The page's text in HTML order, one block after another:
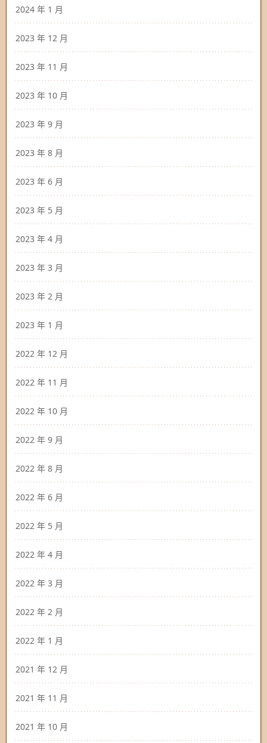
2024 年 1 月
2023 年 12 月
2023 年 11 月
2023 年 10 月
2023 年 9 月
2023 年 8 月
2023 年 6 月
2023 年 5 月
2023 年 4 月
2023 年 3 月
2023 年 2 月
2023 年 1 月
2022 年 12 月
2022 年 11 月
2022 年 10 月
2022 年 9 月
2022 年 8 月
2022 年 6 月
2022 年 5 月
2022 年 4 月
2022 年 3 月
2022 年 2 月
2022 年 1 月
2021 年 12 月
2021 年 11 月
2021 年 10 月